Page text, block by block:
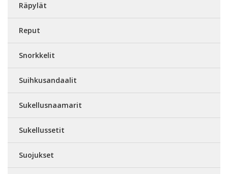
Räpylät
Reput
Snorkkelit
Suihkusandaalit
Sukellusnaamarit
Sukellussetit
Suojukset